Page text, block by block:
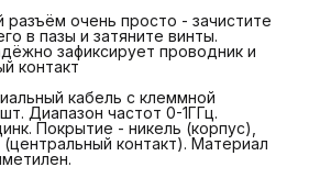
разъём очень просто - зачистите
в пазы и затяните винты.
зафиксирует проводник и
контакт
кабель с клеммной
Диапазон частот 0-1ГГц.
Покрытие - никель (корпус),
контакт). Материал